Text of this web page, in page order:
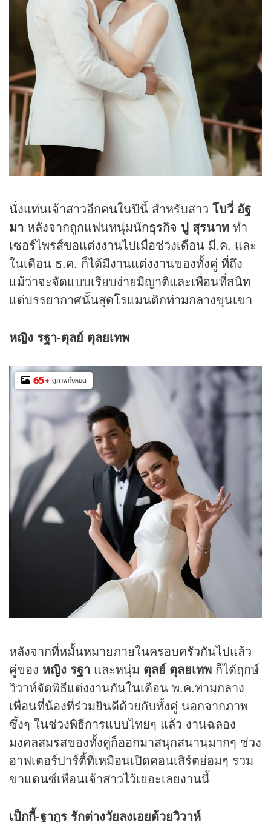
นั่งแท่นเจ้าสาวอีกคนในปีนี้ สำหรับสาว โบวี่ อัฐ
มา หลังจากถูกแฟนหนุ่มนักธุรกิจ ปู สุรนาท ทำ
เซอร์ไพรส์ขอแต่งงานไปเมื่อช่วงเดือน มี.ค. และ
ในเดือน ธ.ค. ก็ได้มีงานแต่งงานของทั้งคู่ ที่ถึง
แม้ว่าจะจัดแบบเรียบง่ายมีญาติและเพื่อนที่สนิท
แต่บรรยากาศนั้นสุดโรแมนติกท่ามกลางขุนเขา
หญิง รฐา-ตุลย์ ตุลยเทพ
65+ ดูภาพทั้งหมด
หลังจากที่หมั้นหมายภายในครอบครัวกันไปแล้ว
คู่ของ หญิง รฐา และหนุ่ม ตุลย์ ตุลยเทพ ก็ได้ฤกษ์
วิวาห์จัดพิธีแต่งงานกันในเดือน พ.ค.ท่ามกลาง
เพื่อนที่น้องที่ร่วมยินดีด้วยกับทั้งคู่ นอกจากภาพ
ซึ้งๆ ในช่วงพิธีการแบบไทยๆ แล้ว งานฉลอง
มงคลสมรสของทั้งคู่ก็ออกมาสนุกสนานมากๆ ช่วง
อาฟเตอร์ปาร์ตี้ที่เหมือนเปิดคอนเสิร์ตย่อมๆ รวม
ขาแดนซ์เพื่อนเจ้าสาวไว้เยอะเลยงานนี้
เป็กกี้-ฐากูร รักต่างวัยลงเอยด้วยวิวาห์